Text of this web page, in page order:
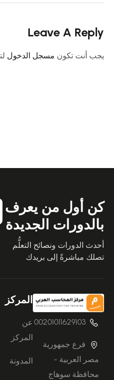
Leave A Reply
يجب أنت تكون مسجل الدخول
كن أول من يعرف
بالدورات الجديدة
أحدث الدورات ونصائح التعلُّم
تصلك مباشرةً إلى بريدك
00201011629103
فرع جمهورية
مصر العربية -
محافظة سوهاج
المركز
عن
المركز
المدونة